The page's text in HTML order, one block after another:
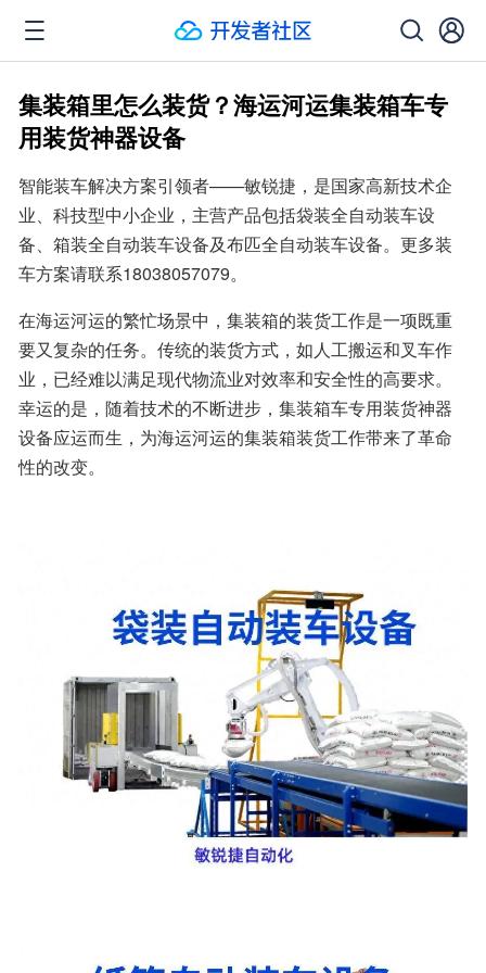
集装箱里怎么装货？海运河运集装箱车专
用装货神器设备
智能装车解决方案引领者——敏锐捷，是国家高新技术企
业、科技型中小企业，主营产品包括袋装全自动装车设
备、箱装全自动装车设备及布匹全自动装车设备。更多装
车方案请联系18038057079。
在海运河运的繁忙场景中，集装箱的装货工作是一项既重
要又复杂的任务。传统的装货方式，如人工搬运和叉车作
业，已经难以满足现代物流业对效率和安全性的高要求。
幸运的是，随着技术的不断进步，集装箱车专用装货神器
设备应运而生，为海运河运的集装箱装货工作带来了革命
性的改变。